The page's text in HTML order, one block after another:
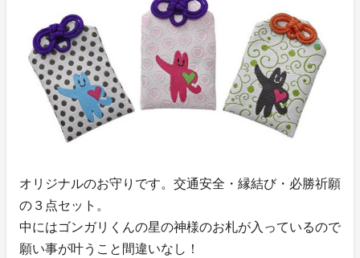
オリジナルのお守りです。交通安全・縁結び・必勝祈願
の３点セット。
中にはゴンガリくんの星の神様のお札が入っているので
願い事が叶うこと間違いなし！